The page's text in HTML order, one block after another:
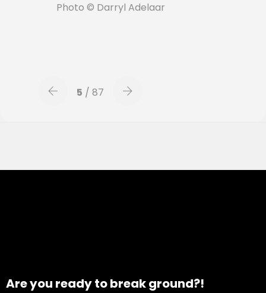
Photo © Darryl Adelaar
5 / 87
Are you ready to break ground?!